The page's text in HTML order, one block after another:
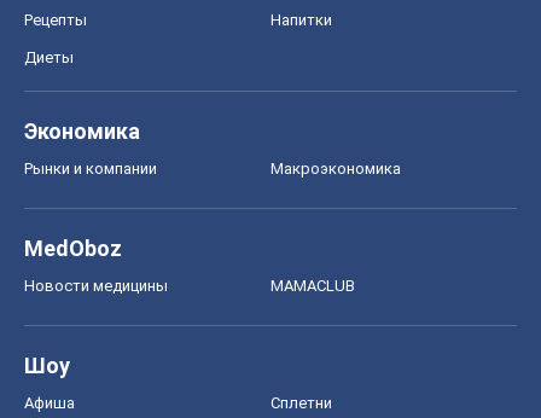
Рецепты Напитки
Диеты
Экономика
Рынки и компании Mакроэкономика
MedOboz
Новости медицины MAMACLUB
Шоу
Афиша Сплетни